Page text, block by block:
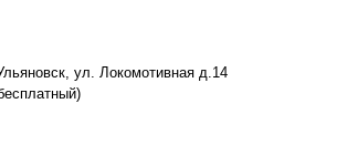
при заказе необходимо указать
ул. Локомотивная д.14